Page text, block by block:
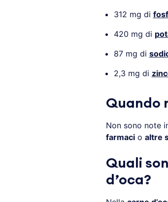
312 mg di
420 mg di
87 mg di
2,3 mg di
Quando
Non sono note
farmacio altre
Quali
d’oca?